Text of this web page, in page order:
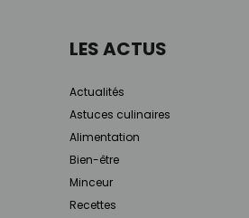
LES ACTUS
Actualités
Astuces culinaires
Alimentation
Bien-être
Minceur
Recettes